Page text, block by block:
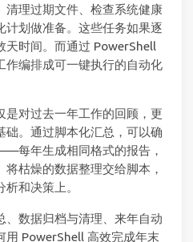
清理过期文件、检查系统健康
计划做准备。这些任务如果逐
天时间。而通过 PowerShell
作编排成可一键执行的自动化
是对过去一年工作的回顾，更
础。通过脚本化汇总，可以确
每年生成相同格式的报告，
枯燥的数据整理交给脚本，
和决策上。
、数据归档与清理、来年自动
用 PowerShell 高效完成年末